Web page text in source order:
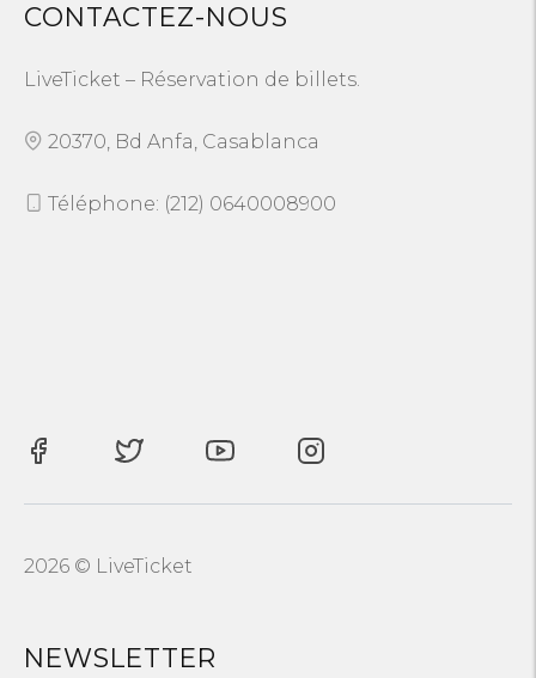
CONTACTEZ-NOUS
LiveTicket – Réservation de billets.
20370, Bd Anfa, Casablanca
Téléphone: (212) 0640008900
2026 © LiveTicket
NEWSLETTER